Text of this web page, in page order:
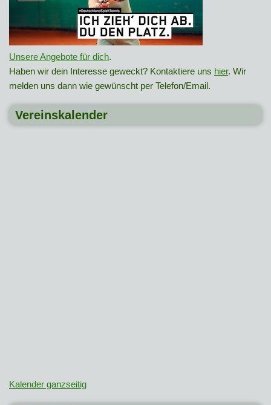
Unsere Angebote für dich.
Haben wir dein Interesse geweckt? Kontaktiere uns hier. Wir
melden uns dann wie gewünscht per Telefon/Email.
Vereinskalender
Kalender ganzseitig